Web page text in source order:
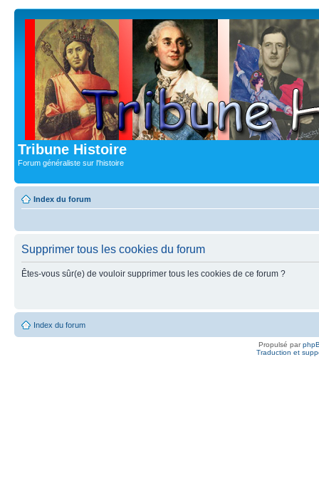
Tribune Histoire
Forum généraliste sur l'histoire
Index du forum
Supprimer tous les cookies du forum
Êtes-vous sûr(e) de vouloir supprimer tous les cookies de ce forum ?
Index du forum
Propulsé par
Traduction et